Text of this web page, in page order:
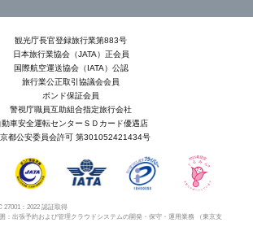
観光庁長官登録旅行業第883号
日本旅行業協会（JATA）正会員
国際航空運送協会（IATA）公認
旅行業公正取引協議会会員
ボンド保証会員
警視庁職員互助組合指定旅行会社
動車安全運転センターＳＤカード優遇店
都公安委員会許可 第301052421434号
27001：2022 認証取得
：出張予約および管理クラウドシステムの開発・保守・運用業務 （東京支